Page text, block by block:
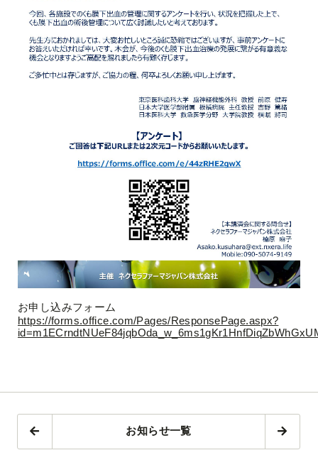
お申し込みフォーム
https://forms.office.com/Pages/ResponsePage.aspx?
お知らせ一覧